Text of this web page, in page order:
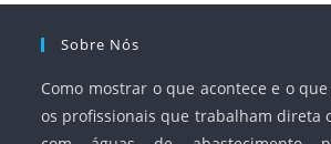
Sobre Nós
Como mostrar o que acontece e o
os profissionais que trabalham direta